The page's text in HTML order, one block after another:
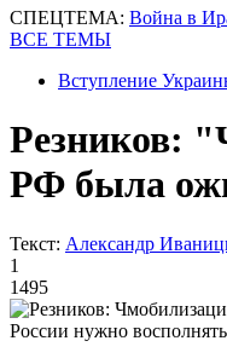
СПЕЦТЕМА: Война в
ВСЕ ТЕМЫ
Вступление
Резников:
РФ была
Текст: Александр
1
1495
России нужно